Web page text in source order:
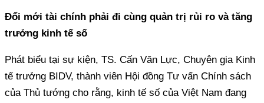
Đổi mới tài chính phải đi cùng quản trị rủi ro và tăng
trưởng kinh tế số
Phát biểu tại sự kiện, TS. Cấn Văn Lực, Chuyên gia Kinh
tế trưởng BIDV, thành viên Hội đồng Tư vấn Chính sách
của Thủ tướng cho rằng, kinh tế số của Việt Nam đang